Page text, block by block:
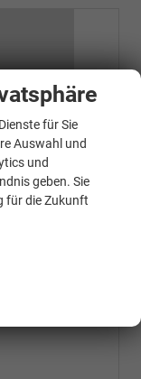
für Sie
Auswahl und
und
geben. Sie
für die Zukunft